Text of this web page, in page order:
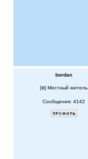
bordan
[ ] Местный житель
Сообщения: 4142